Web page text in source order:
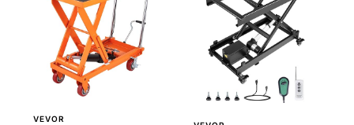
VEVOR